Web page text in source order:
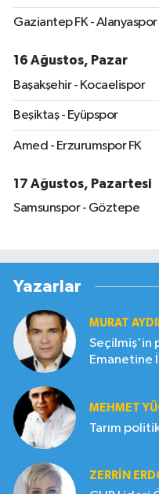
Gaziantep FK - Alanyaspor
16 Ağustos, Pazar
Başakşehir - Kocaelispor
Beşiktaş - Eyüpspor
Amed - Erzurumspor FK
17 Ağustos, Pazartesi
Samsunspor - Göztepe
Yazarlar
MURAT
Seçilmiş'in
Emanetine
MEHMET
Tarım
ZERRIN